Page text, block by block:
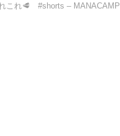
これ🥩 #shorts – MANACAMP